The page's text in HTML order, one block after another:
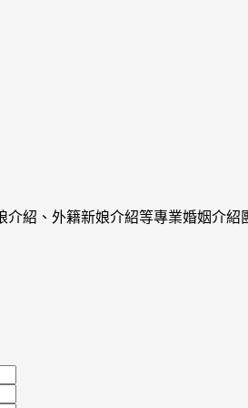
介紹、外籍新娘介紹等專業婚姻介紹